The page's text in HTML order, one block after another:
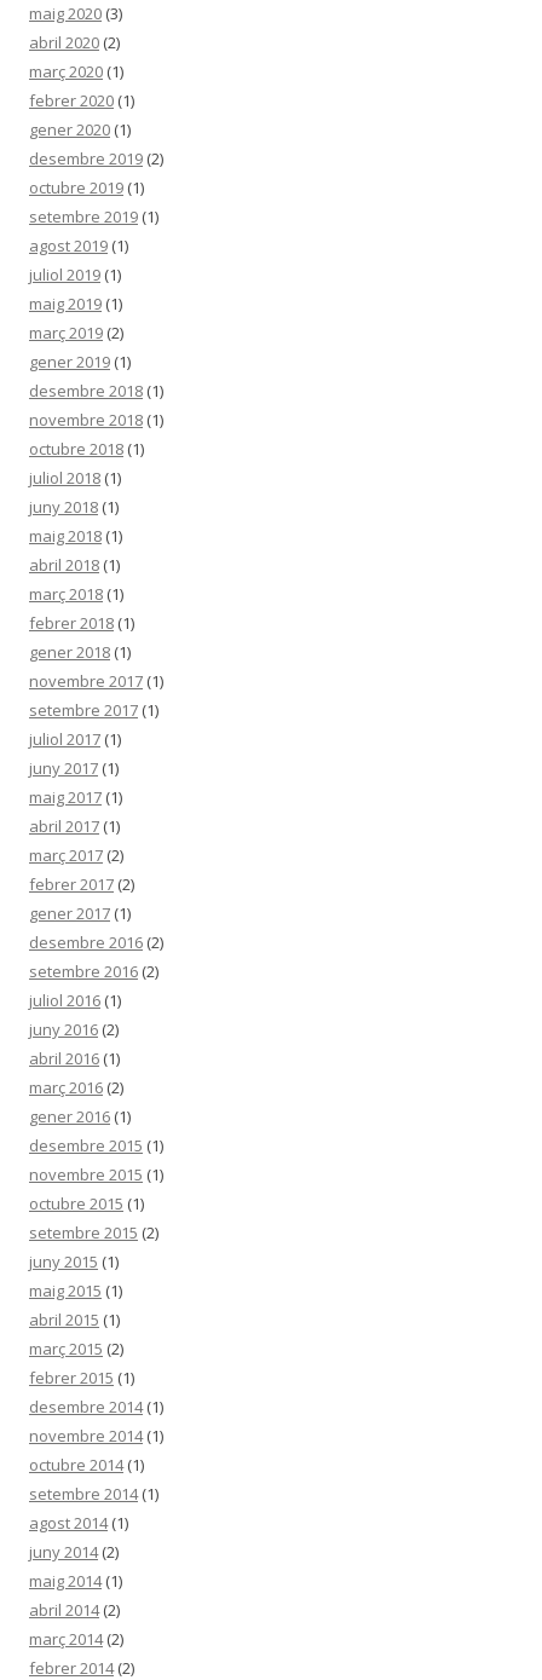
maig 2020 (3)
abril 2020 (2)
març 2020 (1)
febrer 2020 (1)
gener 2020 (1)
desembre 2019 (2)
octubre 2019 (1)
setembre 2019 (1)
agost 2019 (1)
juliol 2019 (1)
maig 2019 (1)
març 2019 (2)
gener 2019 (1)
desembre 2018 (1)
novembre 2018 (1)
octubre 2018 (1)
juliol 2018 (1)
juny 2018 (1)
maig 2018 (1)
abril 2018 (1)
març 2018 (1)
febrer 2018 (1)
gener 2018 (1)
novembre 2017 (1)
setembre 2017 (1)
juliol 2017 (1)
juny 2017 (1)
maig 2017 (1)
abril 2017 (1)
març 2017 (2)
febrer 2017 (2)
gener 2017 (1)
desembre 2016 (2)
setembre 2016 (2)
juliol 2016 (1)
juny 2016 (2)
abril 2016 (1)
març 2016 (2)
gener 2016 (1)
desembre 2015 (1)
novembre 2015 (1)
octubre 2015 (1)
setembre 2015 (2)
juny 2015 (1)
maig 2015 (1)
abril 2015 (1)
març 2015 (2)
febrer 2015 (1)
desembre 2014(1)
novembre 2014(1)
octubre 2014(1)
setembre 2014(1)
agost 2014(1)
juny 2014(2)
maig 2014(1)
abril 2014(2)
març 2014(2)
febrer 2014(2)